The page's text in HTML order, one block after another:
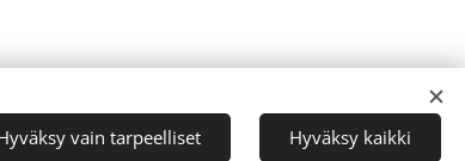
vain tarpeelliset Hyväksy kaikki